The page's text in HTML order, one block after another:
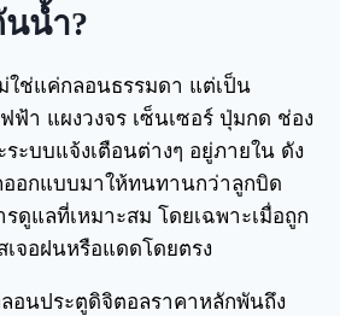
น้ำ?
ใช่แค่กลอนธรรมดา แต่เป็น
า แผงวงจร เซ็นเซอร์ ปุ่มกด ช่อง
ะบบแจ้งเตือนต่างๆ อยู่ภายใน ดัง
ออกแบบมาให้ทนทานกว่าลูกบิด
ดูแลที่เหมาะสม โดยเฉพาะเมื่อถูก
จอฝนหรือแดดโดยตรง
อนประตูดิจิตอลราคาหลักพันถึง